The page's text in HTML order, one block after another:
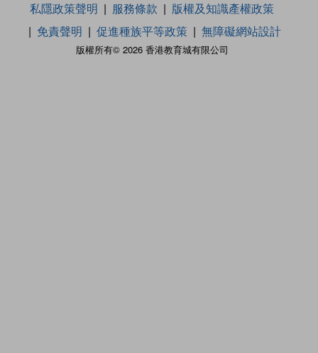
版權所有© 2026 香港教育城有限公司
私隱政策聲明 服務條款
版權及知識產權政策
免責聲明
促進種族平等政策 無障礙網站設計